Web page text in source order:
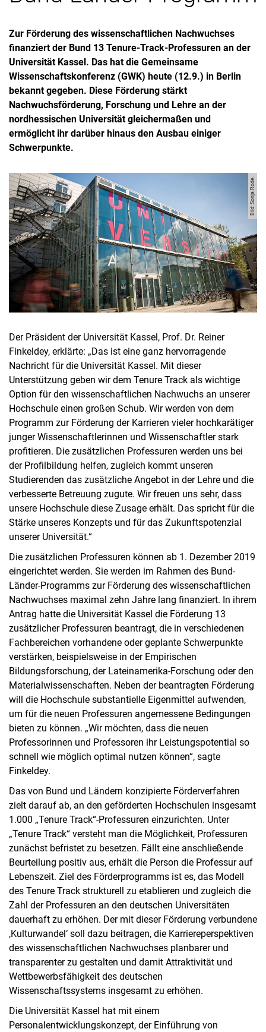
Zur Förderung des wissenschaftlichen Nachwuchses
finanziert der Bund 13 Tenure-Track-Professuren an der
Universität Kassel. Das hat die Gemeinsame
Wissenschaftskonferenz (GWK) heute (12.9.) in Berlin
bekannt gegeben. Diese Förderung stärkt
Nachwuchsförderung, Forschung und Lehre an der
nordhessischen Universität gleichermaßen und
ermöglicht ihr darüber hinaus den Ausbau einiger
Schwerpunkte.
Bild: Sonja Rode.
Der Präsident der Universität Kassel, Prof. Dr. Reiner
Finkeldey, erklärte: „Das ist eine ganz hervorragende
Nachricht für die Universität Kassel. Mit dieser
Unterstützung geben wir dem Tenure Track als wichtige
Option für den wissenschaftlichen Nachwuchs an unserer
Hochschule einen großen Schub. Wir werden von dem
Programm zur Förderung der Karrieren vieler hochkarätiger
junger Wissenschaftlerinnen und Wissenschaftler stark
profitieren. Die zusätzlichen Professuren werden uns bei
der Profilbildung helfen, zugleich kommt unseren
Studierenden das zusätzliche Angebot in der Lehre und die
verbesserte Betreuung zugute. Wir freuen uns sehr, dass
unsere Hochschule diese Zusage erhält. Das spricht für die
Stärke unseres Konzepts und für das Zukunftspotenzial
unserer Universität.“
Die zusätzlichen Professuren können ab 1. Dezember 2019
eingerichtet werden. Sie werden im Rahmen des Bund-
Länder-Programms zur Förderung des wissenschaftlichen
Nachwuchses maximal zehn Jahre lang finanziert. In ihrem
Antrag hatte die Universität Kassel die Förderung 13
zusätzlicher Professuren beantragt, die in verschiedenen
Fachbereichen vorhandene oder geplante Schwerpunkte
verstärken, beispielsweise in der Empirischen
Bildungsforschung, der Lateinamerika-Forschung oder den
Materialwissenschaften. Neben der beantragten Förderung
will die Hochschule substantielle Eigenmittel aufwenden,
um für die neuen Professuren angemessene Bedingungen
bieten zu können. „Wir möchten, dass die neuen
Professorinnen und Professoren ihr Leistungspotential so
schnell wie möglich optimal nutzen können“, sagte
Finkeldey.
Das von Bund und Ländern konzipierte Förderverfahren
zielt darauf ab, an den geförderten Hochschulen insgesamt
1.000 „Tenure Track“-Professuren einzurichten. Unter
„Tenure Track“ versteht man die Möglichkeit, Professuren
zunächst befristet zu besetzen. Fällt eine anschließende
Beurteilung positiv aus, erhält die Person die Professur auf
Lebenszeit. Ziel des Förderprogramms ist es, das Modell
des Tenure Track strukturell zu etablieren und zugleich die
Zahl der Professuren an den deutschen Universitäten
dauerhaft zu erhöhen. Der mit dieser Förderung verbundene
‚Kulturwandel‘ soll dazu beitragen, die Karriereperspektiven
des wissenschaftlichen Nachwuchses planbarer und
transparenter zu gestalten und damit Attraktivität und
Wettbewerbsfähigkeit des deutschen
Wissenschaftssystems insgesamt zu erhöhen.
Die Universität Kassel hat mit einem
Personalentwicklungskonzept, der Einführung von